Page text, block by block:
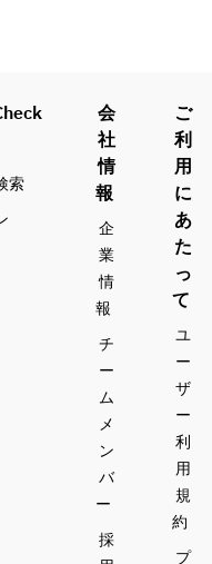
索
会
社
情
報
企
業
情
報
チ
ー
ム
メ
ン
バ
ー
採
ご
利
用
に
あ
た
っ
て
ユ
ー
ザ
ー
利
用
規
約
プ